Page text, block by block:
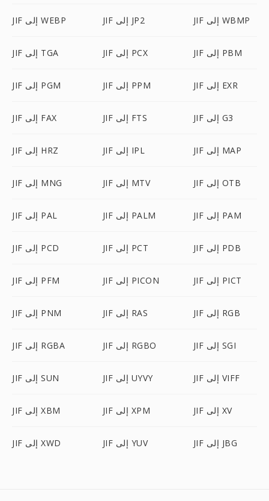
JIF إلى WEBP JIF إلى JP2 JIF إلى WBMP
JIF إلى TGA JIF إلى PCX JIF إلى PBM
JIF إلى PGM JIF إلى PPM JIF إلى EXR
JIF إلى FAX JIF إلى FTS JIF إلى G3
JIF إلى HRZ JIF إلى IPL JIF إلى MAP
JIF إلى MNG JIF إلى MTV JIF إلى OTB
JIF إلى PAL JIF إلى PALM JIF إلى PAM
JIF إلى PCD JIF إلى PCT JIF إلى PDB
JIF إلى PFM JIF إلى PICON JIF إلى PICT
JIF إلى PNM JIF إلى RAS JIF إلى RGB
JIF إلى RGBA JIF إلى RGBO JIF إلى SGI
JIF إلى SUN JIF إلى UYVY JIF إلى VIFF
JIF إلى XBM JIF إلى XPM JIF إلى XV
JIF إلى XWD JIF إلى YUV JIF إلى JBG